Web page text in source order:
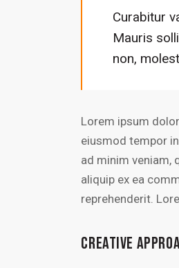
Curabitur
Mauris
non,
Lorem ipsum
eiusmod tempor
ad minim veniam,
aliquip ex ea
reprehenderit.
CREATIVE